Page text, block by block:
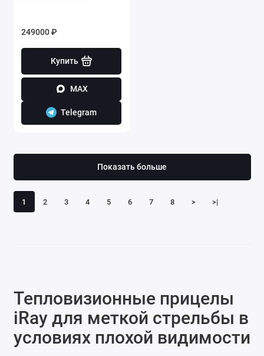
249000 ₽
Купить
MAX
Telegram
1 2 3 4 5 6 7 8 > >|
Показать больше
Тепловизионные прицелы
iRay для меткой стрельбы в
условиях плохой видимости